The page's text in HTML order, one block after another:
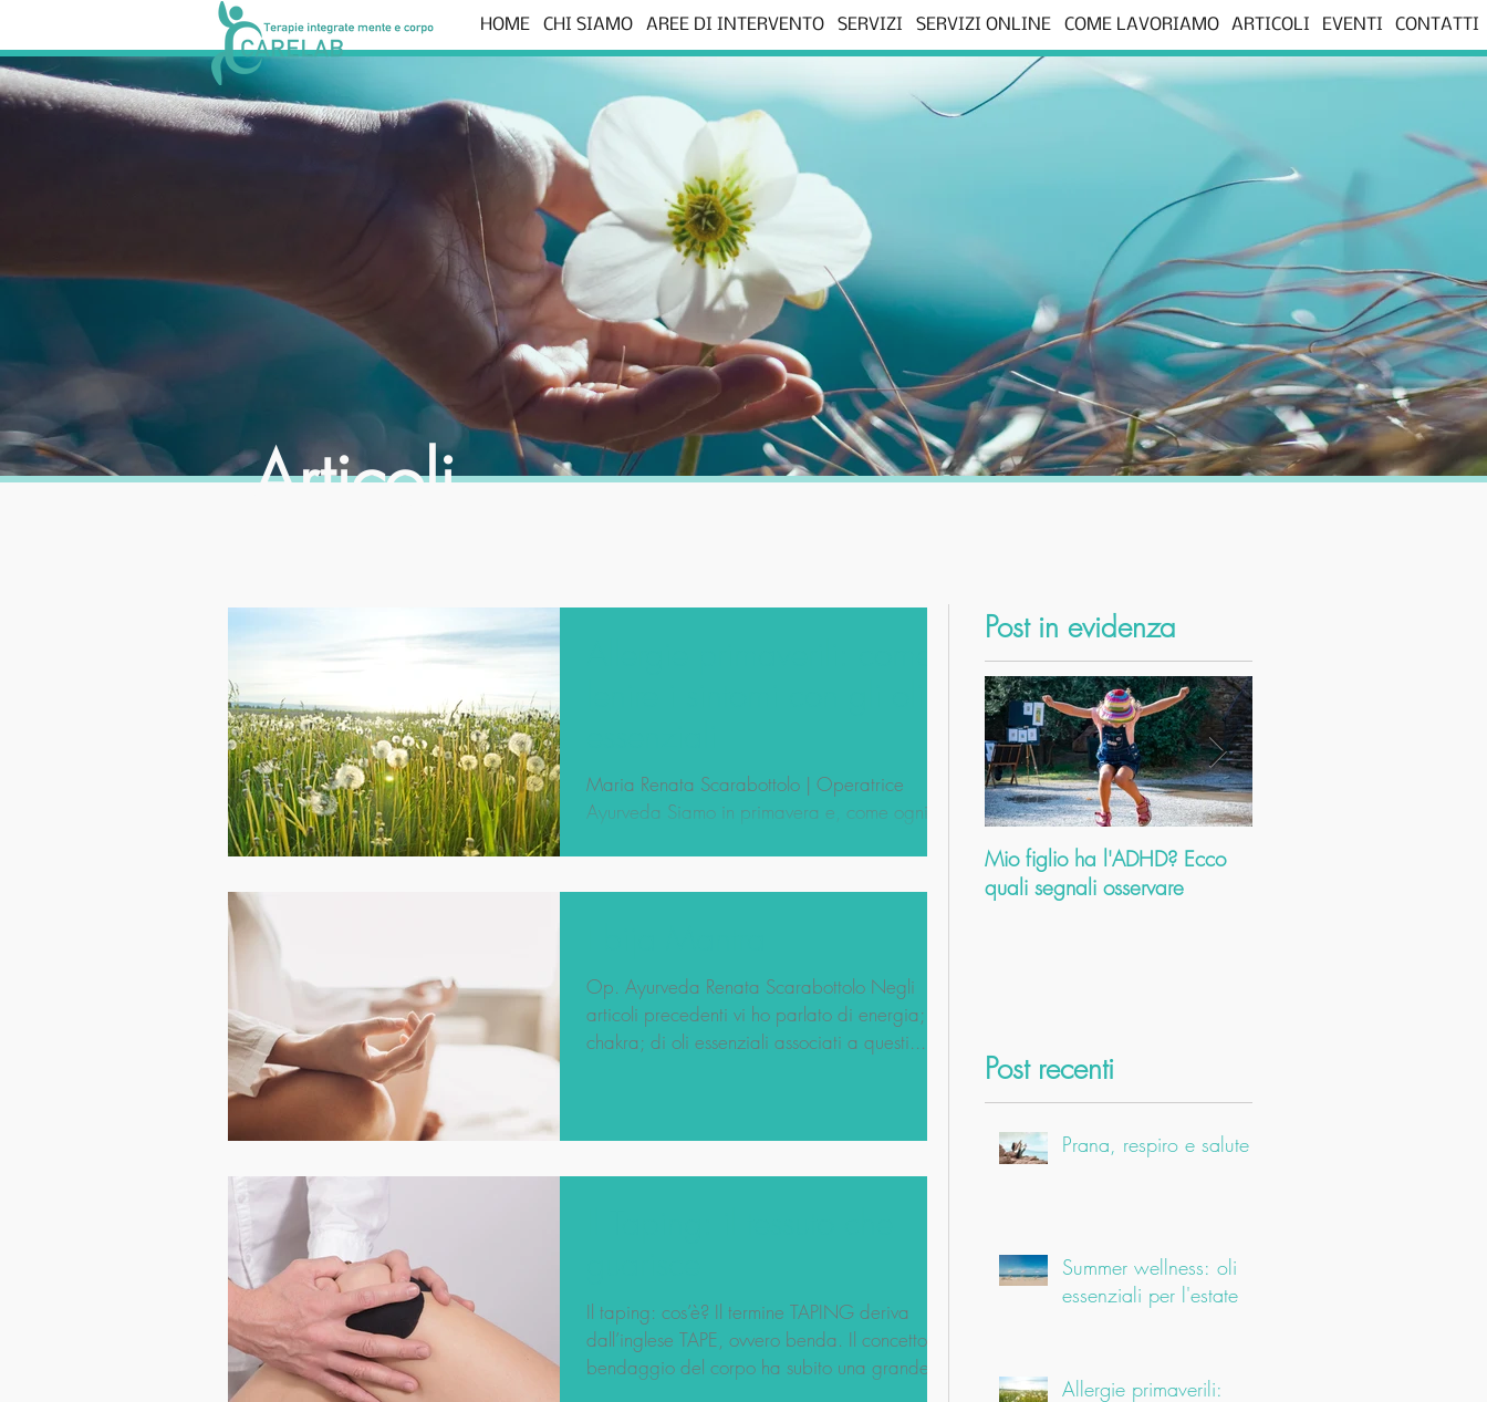
HOME CHI SIAMO AREE DI INTERVENTO SERVIZI SERVIZI ONLINE COME LAVORIAMO ARTICOLI EVENTI CONTATTI
Articoli
Maria Renata Scarabottolo | Operatrice
Ayurveda Siamo in primavera e, come ogni
Op. Ayurveda Renata Scarabottolo Negli
articoli precedenti vi ho parlato di energia; di
chakra; di oli essenziali associati a questi...
Il taping: cos’è? Il termine TAPING deriva
dall’inglese TAPE, ovvero benda. Il concetto di
bendaggio del corpo ha subito una grande...
Prana, respiro e salute
Summer wellness: oli
essenziali per l'estate
Allergie primaverili:
Post recenti
Post in evidenza
Mio figlio ha l'ADHD? Ecco
quali segnali osservare